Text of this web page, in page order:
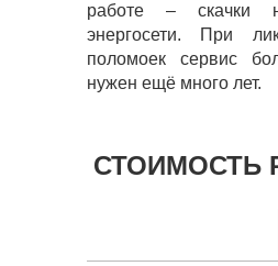
работе – скачки
энергосети. При
поломоек сервис
нужен ещё много лет.
СТОИМОСТЬ